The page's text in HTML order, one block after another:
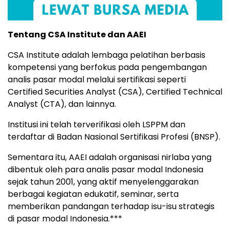
Tentang CSAInstitutedanAAEI
CSA Instituteadalah lembaga pelatihan berbasis
kompetensiyang berfokus pada pengembangan
analis pasar modal melaluisertifikasiseperti
CertifiedSecuritiesAnalyst (CSA),Certified Technical
Analyst (CTA),dan lainnya.
Institusiini telah terverifikasioleh LSPPMdan
terdaftardi Badan NasionalSertifikasi Profesi (BNSP).
Sementaraitu,AAEIadalahorganisasi nirlabayang
dibentukoleh paraanalis pasar modal Indonesia
sejak tahun2001,yangaktif menyelenggarakan
berbagai kegiatanedukatif,seminar,serta
memberikan pandangan terhadapisu-isustrategis
di pasar modal Indonesia.***